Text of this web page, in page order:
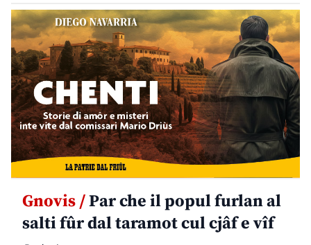
Gnovis /Par che il popul furlan al
salti fûr dal taramot cul cjâf e vîf